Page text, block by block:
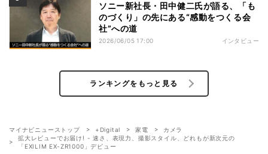
ソニー新社長・田中健二氏が語る、「も
のづくり」の先にある“感動をつくる会
社”への道
2026/06/05 17:00 インタビュー
ランキングをもっと見る
マイナビニューストップ +Digital 家電
カメラ
拡大レビューでお届け! - 速さ、表現力、撮影スタイル、どれもが新次元の
「EXILIM EX-ZR1000」デビュー